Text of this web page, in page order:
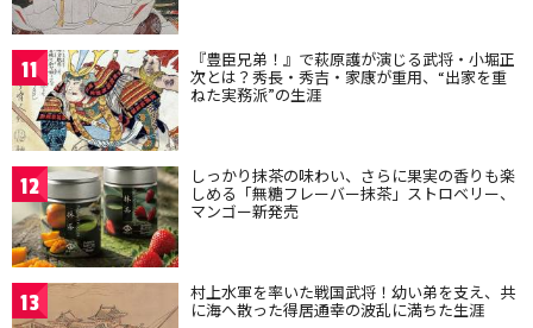
11 『豊臣兄弟！』で萩原護が演じる武将・小堀正
次とは？秀長・秀吉・家康が重用、“出家を重
ねた実務派”の生涯
12 しっかり抹茶の味わい、さらに果実の香りも楽
しめる「無糖フレーバー抹茶」ストロベリー、
マンゴー新発売
13 村上水軍を率いた戦国武将！幼い弟を支え、共
に海へ散った得居通幸の波乱に満ちた生涯